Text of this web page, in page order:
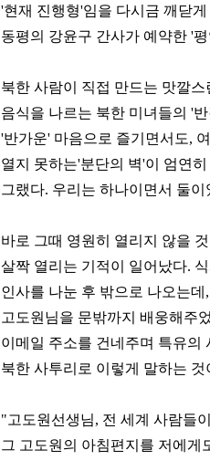
'현재 진행형'임을 다시금 깨닫
동평의 강윤구 간사가 예약한 '
북한 사람이 직접 만드는 맛깔
음식을 나르는 북한 미녀들의 '
'반가운' 마음으로 즐기면서도,
열지 못하는'분단의 벽'이 엄연
그랬다. 우리는 하나이면서 둘
바로 그때 영원히 열리지 않을
살짝 열리는 기적이 일어났다.
인사를 나눈 후 밖으로 나오는
고도원님을 문밖까지 배웅해주
이메일 주소를 건네주며 특유의
북한 사투리로 이렇게 말하는 것
"고도원선생님, 전 세계 사람들
그 고도원의 아침편지를 저에게